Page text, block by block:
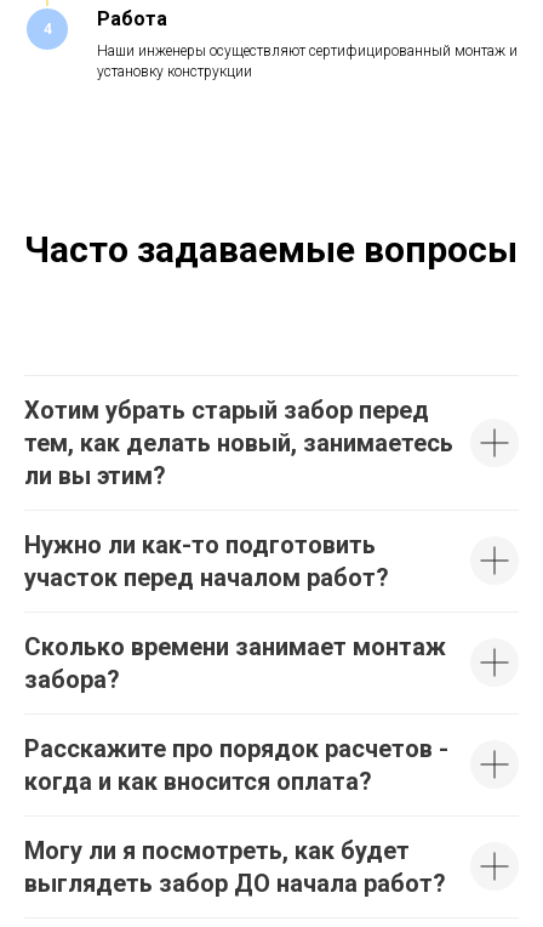
4 Работа
Наши инженеры осуществляют сертифицированный монтаж и
установку конструкции
Часто задаваемые вопросы
Хотим убрать старый забор перед
тем, как делать новый, занимаетесь
ли вы этим?
Нужно ли как-то подготовить
участок перед началом работ?
Сколько времени занимает монтаж
забора?
Расскажите про порядок расчетов -
когда и как вносится оплата?
Могу ли я посмотреть, как будет
выглядеть забор ДО начала работ?